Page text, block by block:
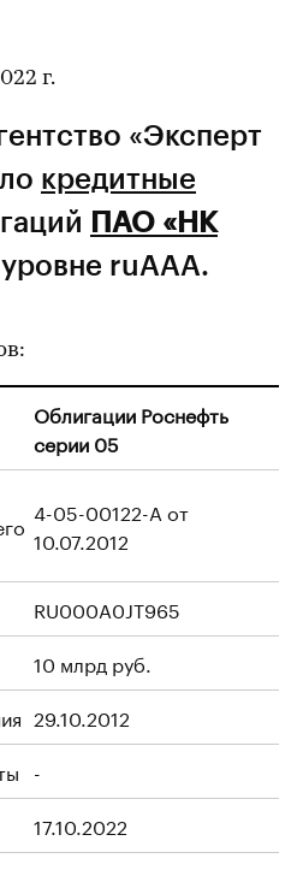
г.
«Эксперт
кредитные
ПАО «НК
ruAAA.
Облигации Роснефть
серии 05
4-05-00122-A от
10.07.2012
RU000A0JT965
10 млрд руб.
29.10.2012
-
17.10.2022